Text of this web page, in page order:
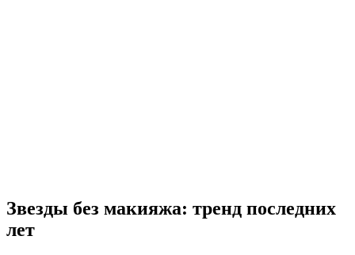
Звезды без макияжа: тренд последних
лет